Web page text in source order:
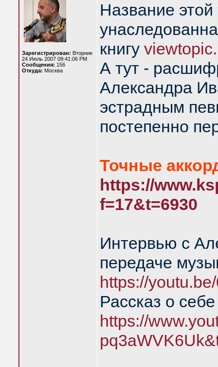
Зарегистрирован: Вторник
24 Июль 2007 09:41:06 PM
Сообщения: 156
Откуда: Москва
Название
книгу
А тут -
Александра
эстрадным
постепенно
Точные
https://
f=17&t=6930
Интервью с
передаче
https://
Рассказ о
https://